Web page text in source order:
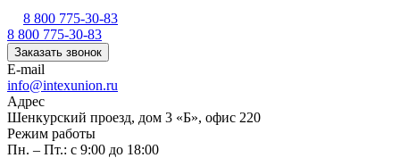
8 800 775-30-83
8 800 775-30-83
Заказать звонок
E-mail
info@intexunion.ru
Адрес
Шенкурский проезд, дом 3 «Б», офис 220
Режим работы
Пн. – Пт.: с 9:00 до 18:00